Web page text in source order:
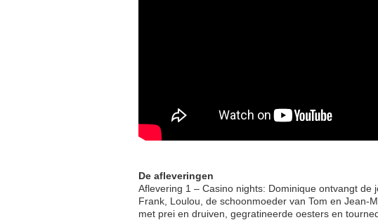
De afleveringen
Aflevering 1 – Casino nights: Dominique ontvangt de
Frank, Loulou, de schoonmoeder van Tom en Jean-
met prei en druiven, gegratineerde oesters en